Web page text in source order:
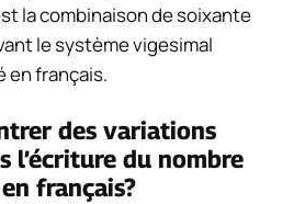
la combinaison de soixante
le système vigesimal
en français.
des variations
l’écriture du nombre
français?